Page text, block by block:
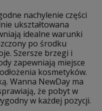
nachylenie części
ukształtowana
idealne warunki
po środku
Szersze brzegi i
zapewniają miejsce
kosmetyków.
Wanna NewDay ma
że pobyt w
w każdej pozycji.